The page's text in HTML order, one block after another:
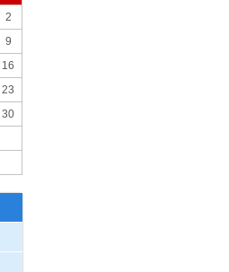
2
9
16
23
30